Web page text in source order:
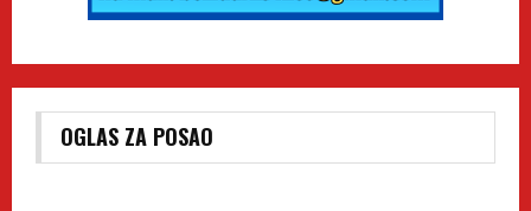
OGLAS ZA POSAO